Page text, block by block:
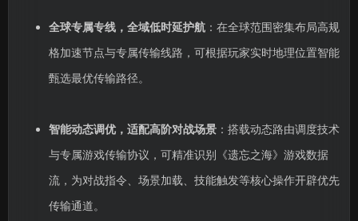
全球专属专线，全域低时延护航：在全球范围密集布局高规
格加速节点与专属传输线路，可根据玩家实时地理位置智能
甄选最优传输路径。
智能动态调优，适配高阶对战场景：搭载动态路由调度技术
与专属游戏传输协议，可精准识别《遗忘之海》游戏数据
流，为对战指令、场景加载、技能触发等核心操作开辟优先
传输通道。